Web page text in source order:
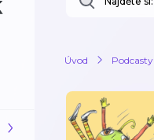
Úvod Podcasty